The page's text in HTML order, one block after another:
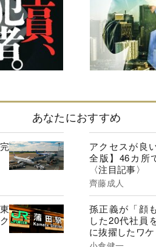
あなたにおすすめ
アクセスが良
全版】46カ所
〈注目記事〉
齊藤成人
孫正義が「顔
した20代社員
に抜擢したワケ